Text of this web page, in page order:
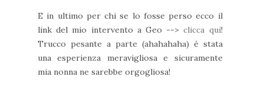
E in ultimo per chi se lo fosse perso ecco il
link del mio intervento a Geo -->clicca qui!
Trucco pesante a parte (ahahahaha) è stata
una esperienza meravigliosa e sicuramente
mia nonna ne sarebbe orgogliosa!